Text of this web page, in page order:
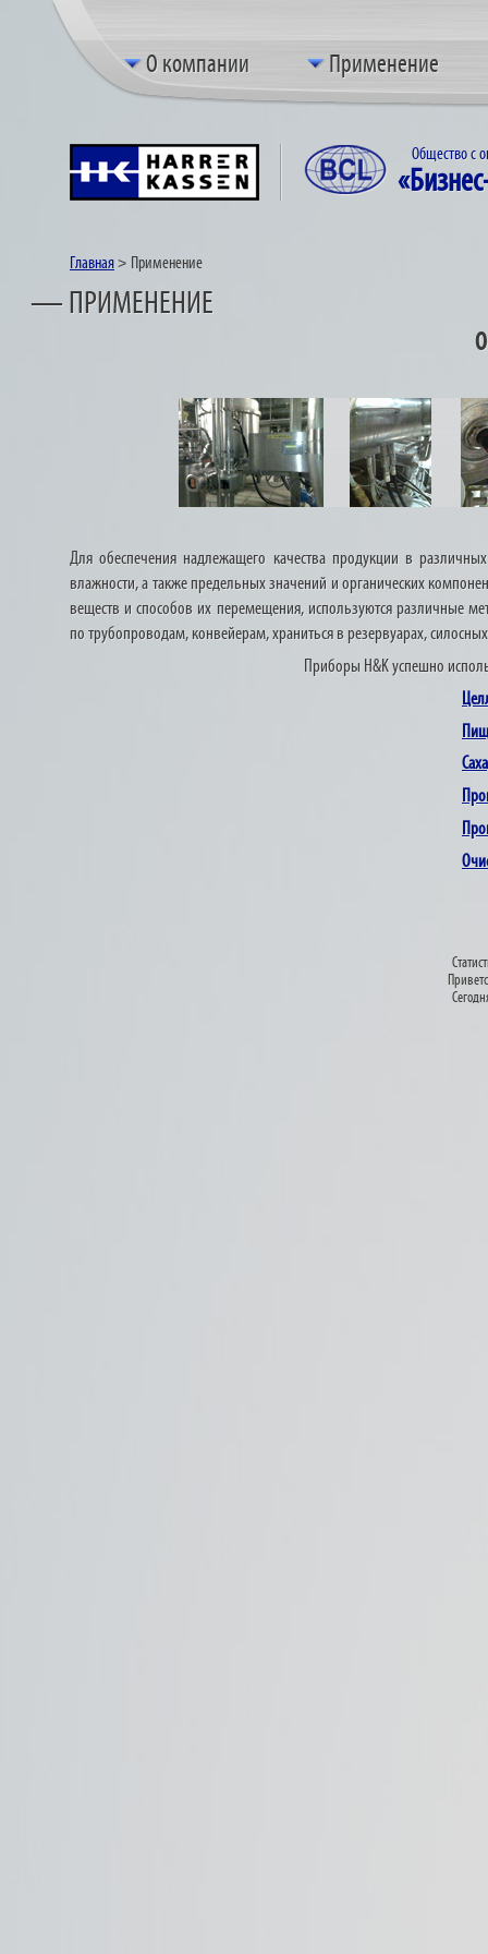
О компании Применение
Общество с
Главная > Применение
— ПРИМЕНЕНИЕ
Для обеспечения надлежащего качества продукции в
влажности, а также предельных значений и органических
веществ и способов их перемещения, используются различные
по трубопроводам, конвейерам, храниться в резервуарах,
Приборы H&K успешно